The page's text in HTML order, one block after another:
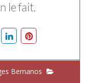
le fait.
Bernanos